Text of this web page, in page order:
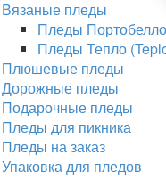
Вязаные пледы
Пледы
Пледы Тепло
Плюшевые пледы
Дорожные пледы
Подарочные пледы
Пледы для пикника
Пледы на заказ
Упаковка для пледов